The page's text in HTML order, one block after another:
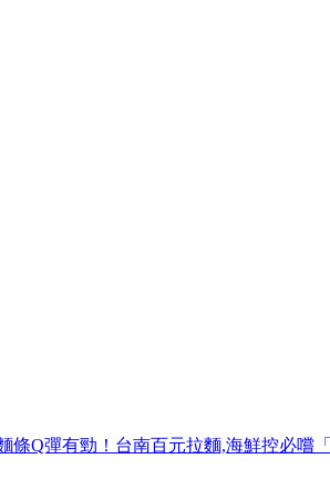
條Q彈有勁！台南百元拉麵,海鮮控必嚐